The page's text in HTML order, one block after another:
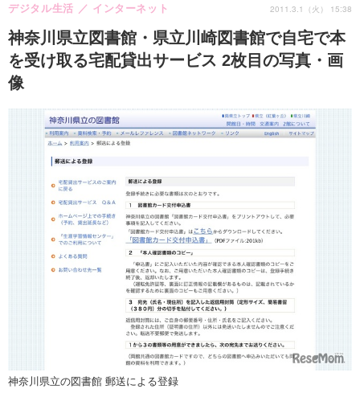
神奈川県立図書館・県立川崎図書館で自宅で本
を受け取る宅配貸出サービス 2枚目の写真・画
像
デジタル生活 インターネット 2011.3.1（火） 15:38
神奈川県立の図書館 郵送による登録